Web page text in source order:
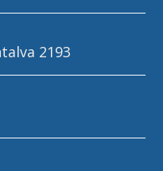
2193